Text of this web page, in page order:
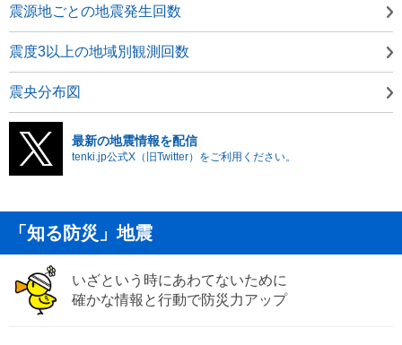
震源地ごとの地震発生回数
震度3以上の地域別観測回数
震央分布図
最新の地震情報を配信
tenki.jp公式X（旧Twitter）をご利用ください。
「知る防災」地震
いざという時にあわてないために
確かな情報と行動で防災力アップ